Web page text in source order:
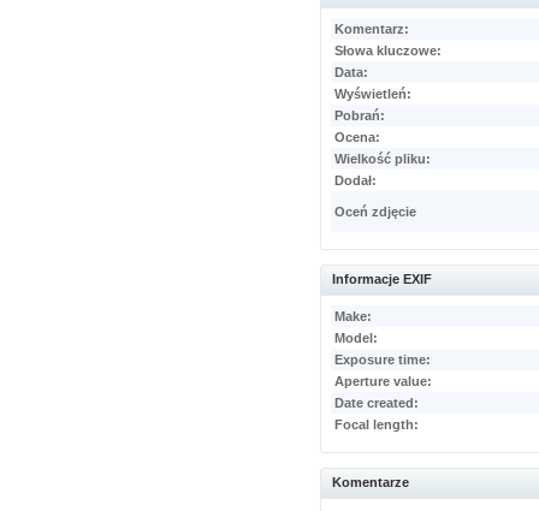
Komentarz:
Słowa kluczowe:
Data:
Wyświetleń:
Pobrań:
Ocena:
Wielkość pliku:
Dodał:
Oceń zdjęcie
Informacje EXIF
Make:
Model:
Exposure time:
Aperture value:
Date created:
Focal length:
Komentarze